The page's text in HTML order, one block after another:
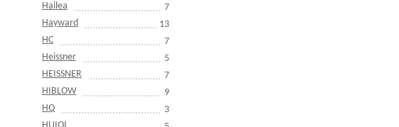
Hailea
7
Hayward
13
HC
7
Heissner
5
HEISSNER
7
HIBLOW
9
HQ
3